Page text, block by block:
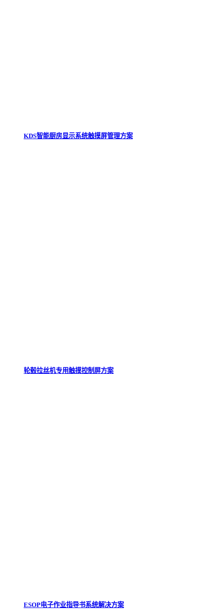
KDS智能厨房显示系统触摸屏管理方案
轮毂拉丝机专用触摸控制屏方案
ESOP电子作业指导书系统解决方案